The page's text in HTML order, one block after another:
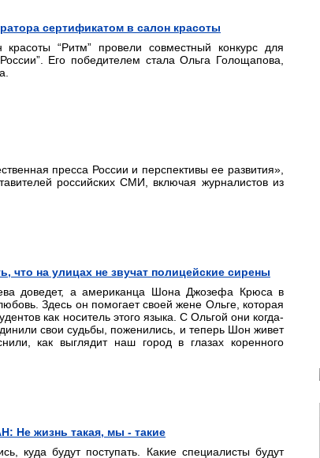
сертификатом в салон красоты
красоты “Ритм” провели совместный конкурс для
Его победителем стала Ольга Голощапова,
пресса России и перспективы ее развития»,
российских СМИ, включая журналистов из
что на улицах не звучат полицейские сирены
доведет, а американца Шона Джозефа Крюса в
Здесь он помогает своей жене Ольге, которая
как носитель этого языка. С Ольгой они когда-
свои судьбы, поженились, и теперь Шон живет
как выглядит наш город в глазах коренного
Не жизнь такая, мы - такие
куда будут поступать. Какие специалисты будут